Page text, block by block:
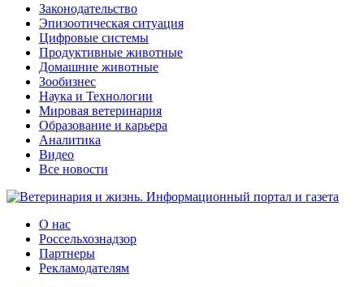
Законодательство
Эпизоотическая ситуация
Цифровые системы
Продуктивные животные
Домашние животные
Зообизнес
Наука и Технологии
Мировая ветеринария
Образование и карьера
Аналитика
Видео
Все новости
О нас
Россельхознадзор
Партнеры
Рекламодателям